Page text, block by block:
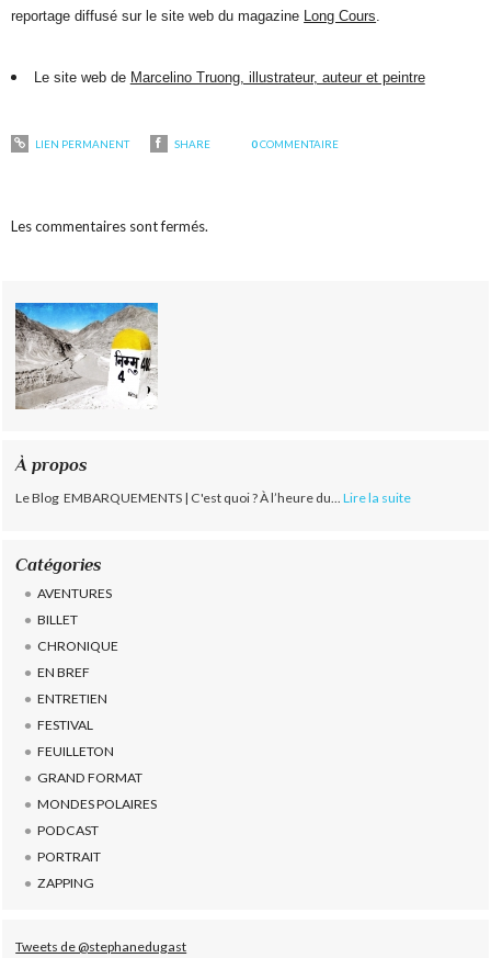
reportage diffusé sur le site web du magazine Long Cours.
Le site web de Marcelino Truong, illustrateur, auteur et peintre
LIEN PERMANENT SHARE 0 COMMENTAIRE
Les commentaires sont fermés.
À propos
Le Blog EMBARQUEMENTS | C'est quoi ? À l’heure du... Lire la suite
Catégories
AVENTURES
BILLET
CHRONIQUE
EN BREF
ENTRETIEN
FESTIVAL
FEUILLETON
GRAND FORMAT
MONDES POLAIRES
PODCAST
PORTRAIT
ZAPPING
Tweets de @stephanedugast